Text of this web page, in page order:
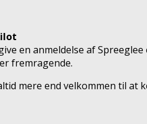
en anmeldelse af
fremragende.
mere end velkommen til at